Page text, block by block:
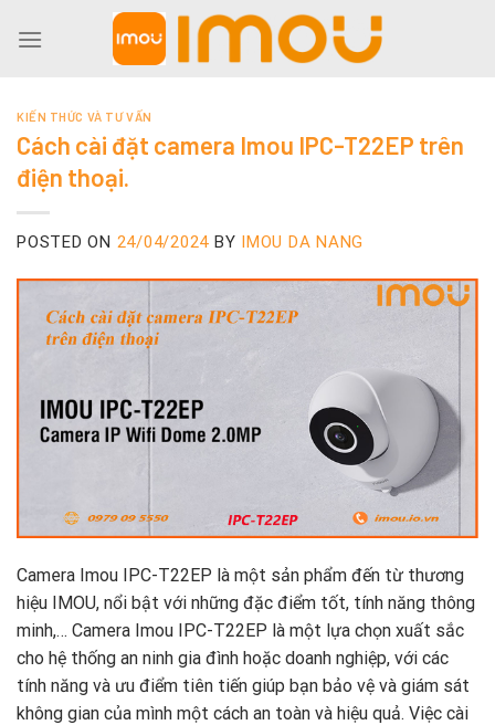
KIẾN THỨC VÀ TƯ VẤN
Cách cài đặt camera Imou IPC-T22EP trên
điện thoại.
POSTED ON 24/04/2024 BY IMOU DA NANG
Camera Imou IPC-T22EP là một sản phẩm đến từ thương
hiệu IMOU, nổi bật với những đặc điểm tốt, tính năng thông
minh,… Camera Imou IPC-T22EP là một lựa chọn xuất sắc
cho hệ thống an ninh gia đình hoặc doanh nghiệp, với các
tính năng và ưu điểm tiên tiến giúp bạn bảo vệ và giám sát
không gian của mình một cách an toàn và hiệu quả. Việc cài